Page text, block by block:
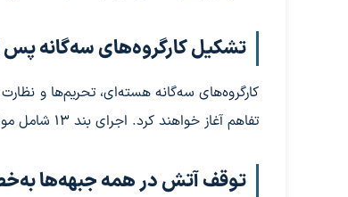
تشکیل کارگروه‌های سه‌گانه پس از
تفاهم آغاز خواهند کرد. اجرای بند ۱۳ شامل موارد زیر است:
توقف آتش در همه جبهه‌ها